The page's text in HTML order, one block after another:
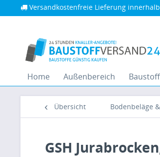
Versandkostenfreie Lieferung
Home Außenbereich
Übersicht Bodenbeläge
GSH